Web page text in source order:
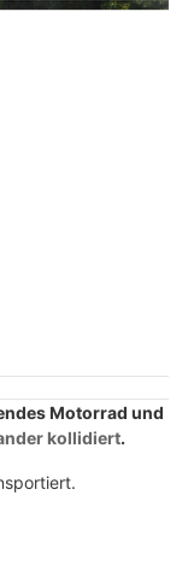
Motorrad und
kollidiert.